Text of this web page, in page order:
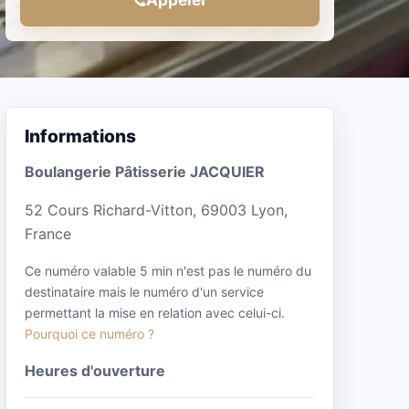
Informations
Boulangerie Pâtisserie JACQUIER
52 Cours Richard-Vitton, 69003 Lyon,
France
Ce numéro valable 5 min n'est pas le numéro du
destinataire mais le numéro d'un service
permettant la mise en relation avec celui-ci.
Pourquoi ce numéro ?
Heures d'ouverture